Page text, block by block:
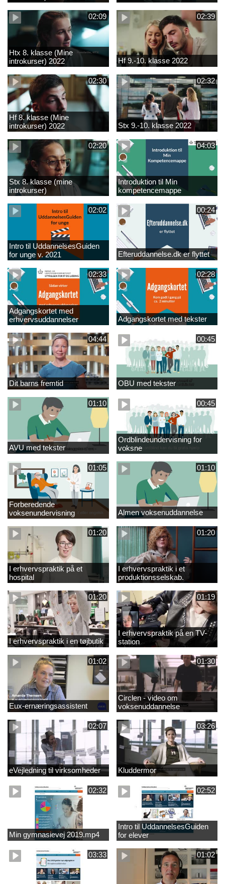
02:09
Htx 8. klasse (Mine
introkurser) 2022
02:39
Hf 9.-10. klasse 2022
02:30
Hf 8. klasse (Mine
introkurser) 2022
02:32
Stx 9.-10. klasse 2022
02:20
Stx 8. klasse (mine
introkurser)
04:03
Introduktion til Min
kompetencemappe
02:02
Intro til UddannelsesGuiden
for unge v. 2021
00:24
Efteruddannelse.dk er flyttet
02:33
Adgangskortet med
erhvervsuddannelser
02:28
Adgangskortet med tekster
04:44
Dit barns fremtid
00:45
OBU med tekster
01:10
AVU med tekster
00:45
Ordblindeundervisning for
voksne
01:05
Forberedende
voksenundervisning
01:10
Almen voksenuddannelse
01:20
I erhvervspraktik på et
hospital
01:20
I erhvervspraktik i et
produktionsselskab.
01:20
I erhvervspraktik i en tøjbutik
01:19
I erhvervspraktik på en TV-
station
01:02
Eux-ernæringsassistent
01:30
Circlen - video om
voksenuddannelse
02:07
eVejledning til virksomheder
03:26
Kluddermor
02:32
Min gymnasievej 2019.mp4
02:52
Intro til UddannelsesGuiden
for elever
03:33 01:02